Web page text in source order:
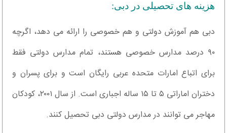
هزینه های تحصیلی در دبی:
دبی هم آموزش دولتی و هم خصوصی را ارائه می دهد، اگرچه
۹۰ درصد مدارس خصوصی هستند، تمام مدارس دولتی فقط
برای اتباع امارات متحده عربی رایگان است و برای پسران و
دختران اماراتی ۵ تا ۱۵ ساله اجباری است. از سال ۲۰۰۱، کودکان
مهاجر می توانند در مدارس دولتی دبی تحصیل کنند.